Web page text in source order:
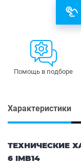
Помощь в подборе
Характеристики
ТЕХНИЧЕСКИЕ
6 IMB14